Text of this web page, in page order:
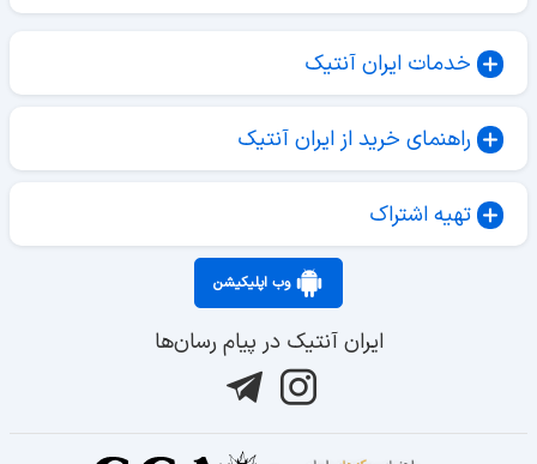
خدمات ایران آنتیک
راهنمای خرید از ایران آنتیک
تهیه اشتراک
وب اپلیکیشن
ایران آنتیک در پیام رسان‌ها